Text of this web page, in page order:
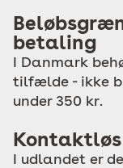
betaling
I Danmark
tilfælde - ikke
under 350 kr.
I udlandet er